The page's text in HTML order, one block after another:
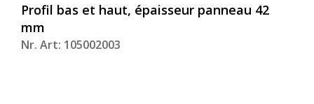
Profil bas et haut, épaisseur panneau 42
mm
Nr. Art: 105002003